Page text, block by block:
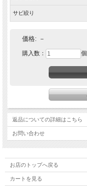
サビ絞り
価格: －
購入数： 個
返品についての詳細はこちら
お問い合わせ
お店のトップへ戻る
カートを見る